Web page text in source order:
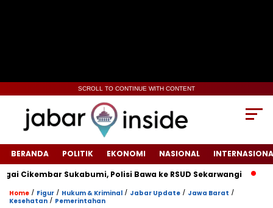
SCROLL TO CONTINUE WITH CONTENT
BERANDA POLITIK EKONOMI NASIONAL
Sukabumi, Polisi Bawa ke RSUD Sekarwangi‎
Home / Figur / Hukum & Kriminal / Jabar Update / Jawa Barat /
Kesehatan / Pemerintahan